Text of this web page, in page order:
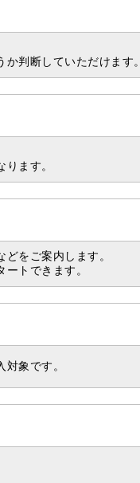
判断していただけます。
ます。
をご案内します。
トできます。
象です。